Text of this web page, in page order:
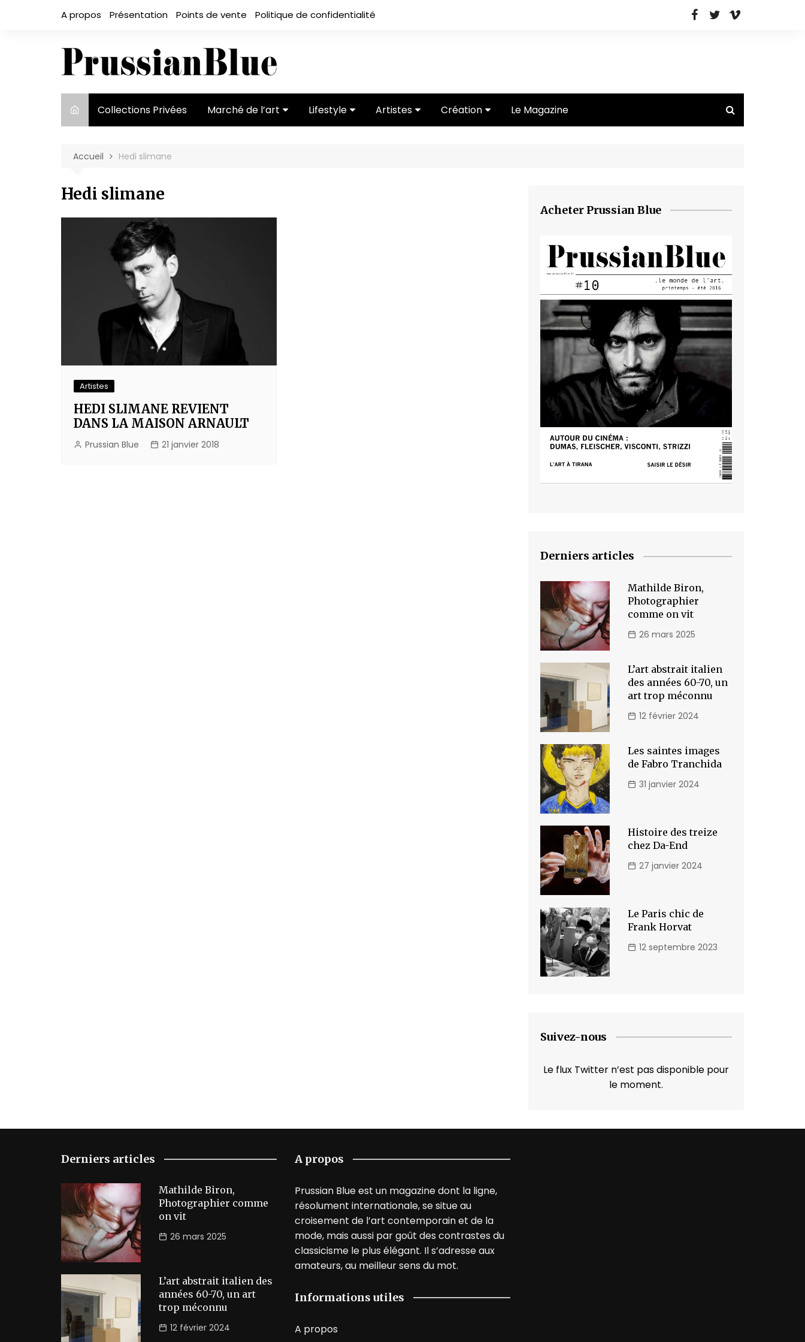
A propos Présentation Points de vente Politique de confidentialité
Collections Privées Marché de l’art Lifestyle Artistes Création Le Magazine
Accueil Hedi slimane
Hedi slimane
Artistes
HEDI SLIMANE REVIENT
DANS LA MAISON ARNAULT
Prussian Blue 21 janvier 2018
Acheter Prussian Blue
Derniers articles
Mathilde Biron,
Photographier
comme on vit
26 mars 2025
L’art abstrait italien
des années 60-70, un
art trop méconnu
12 février 2024
Les saintes images
de Fabro Tranchida
31 janvier 2024
Histoire des treize
chez Da-End
27 janvier 2024
Le Paris chic de
Frank Horvat
12 septembre 2023
Suivez-nous
Le flux Twitter n’est pas disponible pour
le moment.
Derniers articles
Mathilde Biron,
Photographier comme
on vit
26 mars 2025
L’art abstrait italien des
années 60-70, un art
trop méconnu
12 février 2024
A propos
Prussian Blue est un magazine dont la ligne,
résolument internationale, se situe au
croisement de l’art contemporain et de la
mode, mais aussi par goût des contrastes du
classicisme le plus élégant. Il s’adresse aux
amateurs, au meilleur sens du mot.
Informations utiles
A propos